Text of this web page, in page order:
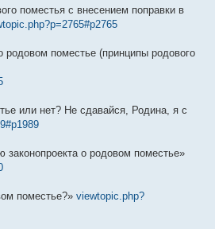
поместья с внесением поправки в
родовом поместье (принципы родового
или нет? Не сдавайся, Родина, я с
законопроекта о родовом поместье»
поместье?» viewtopic.php?